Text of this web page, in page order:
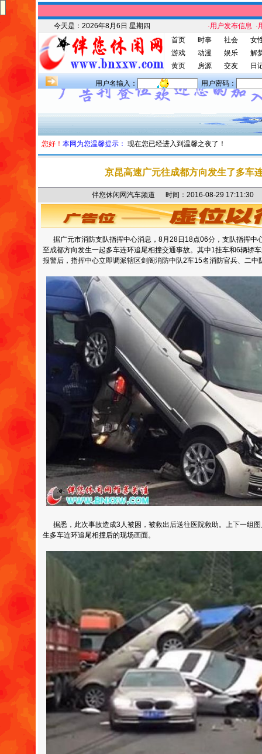
今天是： 2026年8月6日 星期四 ·用户发布信息 ·
首页
时事 社会
女
游戏
动漫 娱乐
解
黄页
房源 交友 日
用户名输入： 用户密码：
您好！ 本网为您温馨提示： 现在您已经进入到温馨之夜了！
京昆高速广元往成都方向发生了多车
伴您休闲网汽车频道 时间：2016-08-29
据广元市消防支队指挥中心消息，8月28日18点06分，支队指挥中
至成都方向发生一起多车连环追尾相撞交通事故。其中1挂车和6辆轿
报警后，指挥中心立即调派辖区剑阁消防中队2车15名消防官兵、二中
据悉，此次事故造成3人被困，被救出后送往医院救助。上下一组
生多车连环追尾相撞后的现场画面。